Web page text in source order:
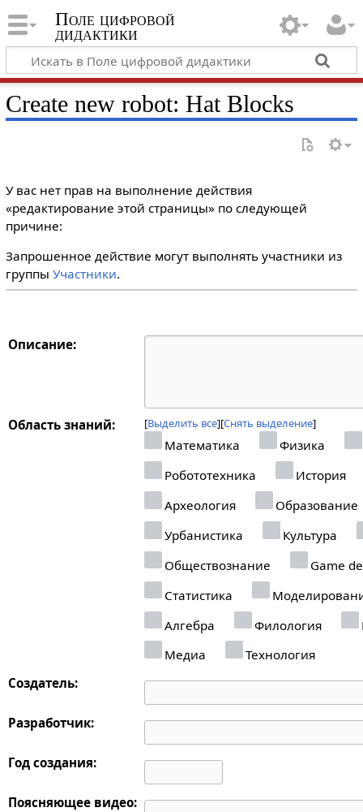
Поле цифровой
дидактики
Create new robot: Hat Blocks
У вас нет прав на выполнение действия
«редактирование этой страницы» по следующей
причине:
Запрошенное действие могут выполнять участники из
группы Участники.
Описание:
Область знаний: Выделить все Снять выделение
Математика Физика
Робототехника
История
Археология
Образование
Урбанистика
Культура
Обществознание
Game
Статистика
Алгебра
Филология
Медиа
Технология
Создатель:
Разработчик:
Год создания:
Поясняющее видео: